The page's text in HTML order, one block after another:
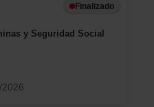
Finalizado
y Seguridad Social